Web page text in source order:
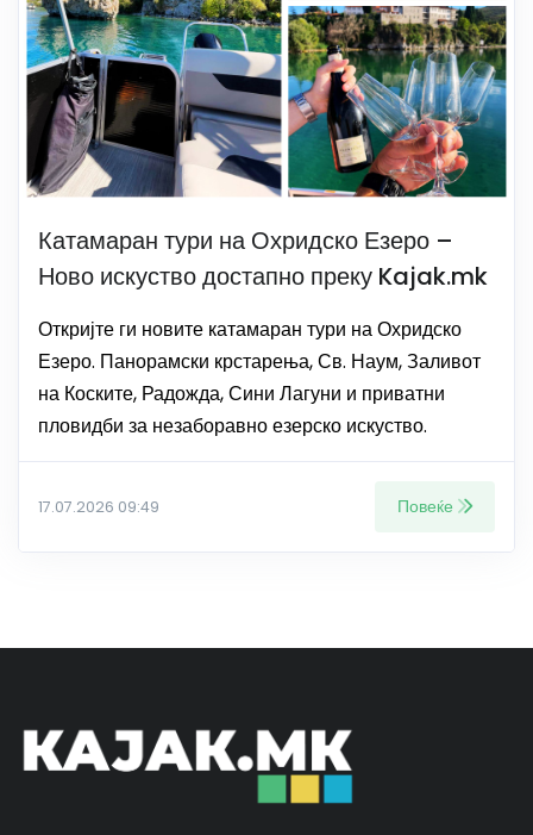
Катамаран тури на Охридско Езеро –
Ново искуство достапно преку Kajak.mk
Откријте ги новите катамаран тури на Охридско
Езеро. Панорамски крстарења, Св. Наум, Заливот
на Коските, Радожда, Сини Лагуни и приватни
пловидби за незаборавно езерско искуство.
17.07.2026 09:49 Повеќе